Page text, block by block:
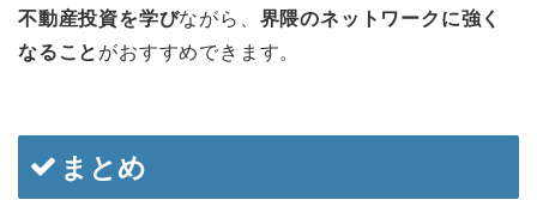
不動産投資を学びながら、 界隈のネットワークに強く
なること がおすすめできます。
まとめ